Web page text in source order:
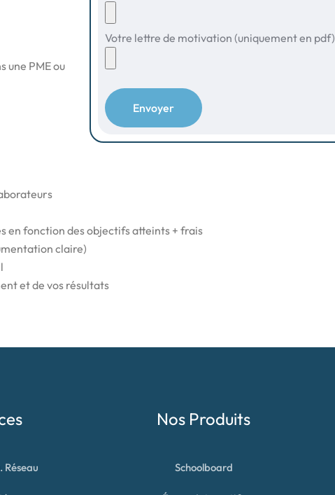
une PME ou
Votre lettre de motivation (uniquement en pdf)
en fonction des objectifs atteints + frais
claire)
et de vos résultats
Nos Produits
Schoolboard